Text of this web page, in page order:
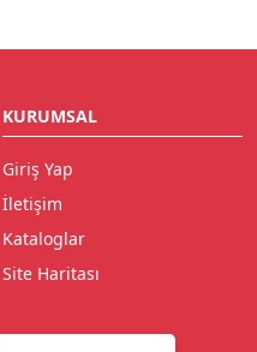
KURUMSAL
Giriş Yap
İletişim
Kataloglar
Site Haritası